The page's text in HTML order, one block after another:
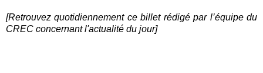
[Retrouvez quotidiennement ce billet rédigé par l’équipe du
CREC concernant l'actualité du jour]